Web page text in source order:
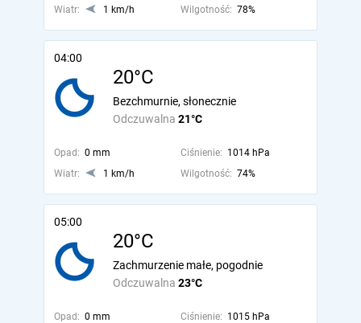
Wiatr:
1 km/h Wilgotność: 78%
04:00
20°C
Odczuwalna 21°C
Bezchmurnie, słonecznie
Opad: 0 mm Ciśnienie: 1014 hPa
Wiatr:
1 km/h Wilgotność: 74%
05:00
20°C
Odczuwalna 23°C
Zachmurzenie małe, pogodnie
Opad: 0 mm Ciśnienie: 1015 hPa